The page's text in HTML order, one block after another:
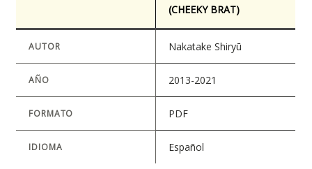
(CHEEKY BRAT)
AUTOR Nakatake Shiryū
AÑO 2013-2021
FORMATO PDF
IDIOMA Español